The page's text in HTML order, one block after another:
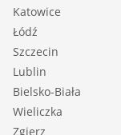
Katowice
Łódź
Szczecin
Lublin
Bielsko-Biała
Wieliczka
Zgierz